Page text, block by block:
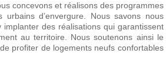
concevons et réalisons des programmes
d’envergure. Nous savons nous
des réalisations qui garantissent
au territoire. Nous soutenons ainsi le
profiter de logements neufs confortables